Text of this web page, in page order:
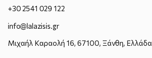
+30 2541 029 122
info@lalazisis.gr
Μιχαήλ Καραολή 16, 67100, Ξάνθη, Ελλάδα